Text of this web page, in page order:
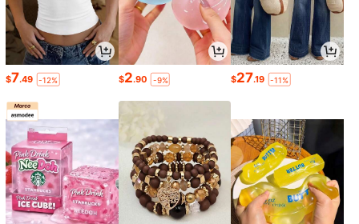
$7.49 -12% $2.90 -9% $27.19 -11%